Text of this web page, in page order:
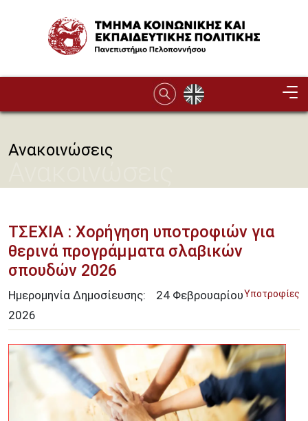
Image
Ανακοινώσεις
ΤΣΕΧΙΑ : Χορήγηση υποτροφιών για
θερινά προγράμματα σλαβικών
σπουδών 2026
Υποτροφίες
Ημερομηνία Δημοσίευσης: 24 Φεβρουαρίου
2026
Image